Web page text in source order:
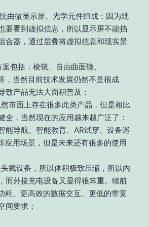
微显示屏、光学元件组成：因为既
要看到虚拟信息，所以显示屏不能挡
合器，通过层叠将虚拟信息和现实景
包括：棱镜、自由曲面镜、
，当然目前技术发展仍然不是很成
致产品无法大面积普及：
市面上存在很多此类产品，但是相比
全，当然现在的应用越来越广泛了：
能导航、智能教育、AR试穿、设备巡
应用场景，但是未来还有很多的使用
戴设备，所以体积极致压缩，所以内
而外接充电设备又显得很笨重。续航
耗、更高效的数据交互、更低的带宽
间要求；